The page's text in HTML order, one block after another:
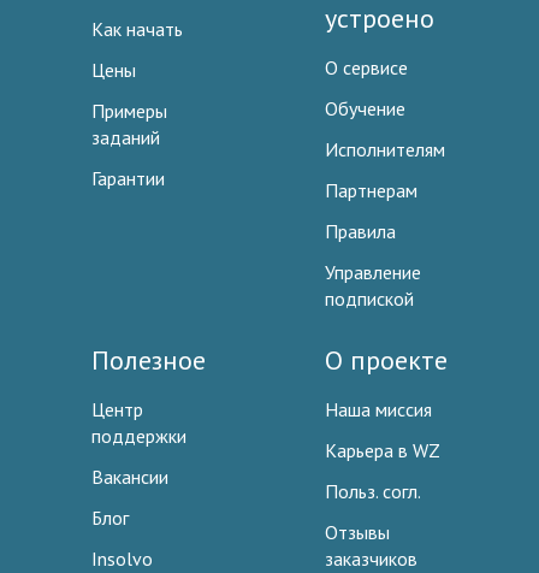
Как начать
Цены
Примеры
заданий
Гарантии
устроено
О сервисе
Обучение
Исполнителям
Партнерам
Правила
Управление
подпиской
Полезное
Центр
поддержки
Вакансии
Блог
Insolvo
О проекте
Наша миссия
Карьера в WZ
Польз. согл.
Отзывы
заказчиков